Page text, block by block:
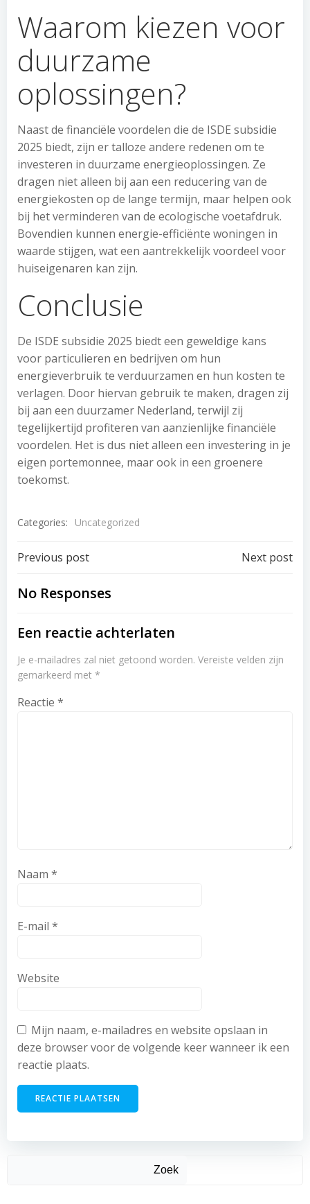
Waarom kiezen voor
duurzame
oplossingen?
Naast de financiële voordelen die de ISDE subsidie
2025 biedt, zijn er talloze andere redenen om te
investeren in duurzame energieoplossingen. Ze
dragen niet alleen bij aan een reducering van de
energiekosten op de lange termijn, maar helpen ook
bij het verminderen van de ecologische voetafdruk.
Bovendien kunnen energie-efficiënte woningen in
waarde stijgen, wat een aantrekkelijk voordeel voor
huiseigenaren kan zijn.
Conclusie
De ISDE subsidie 2025 biedt een geweldige kans
voor particulieren en bedrijven om hun
energieverbruik te verduurzamen en hun kosten te
verlagen. Door hiervan gebruik te maken, dragen zij
bij aan een duurzamer Nederland, terwijl zij
tegelijkertijd profiteren van aanzienlijke financiële
voordelen. Het is dus niet alleen een investering in je
eigen portemonnee, maar ook in een groenere
toekomst.
Categories: Uncategorized
Post
navigation
Previous post Next post
No Responses
Een reactie achterlaten
Je e-mailadres zal niet getoond worden. Vereiste velden zijn
gemarkeerd met *
Reactie *
Naam *
E-mail *
Website
Mijn naam, e-mailadres en website opslaan in
deze browser voor de volgende keer wanneer ik een
reactie plaats.
Zoek